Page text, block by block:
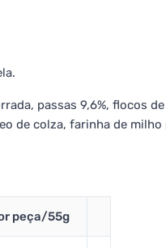
passas 9,6%, flocos
de colza, farinha de
peça/55g